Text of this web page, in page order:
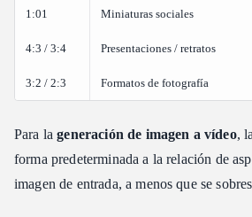
1:01 Miniaturas sociales
4:3 / 3:4 Presentaciones / retratos
3:2 / 2:3 Formatos de fotografía
Para lageneración de imagen a vídeo,
forma predeterminada a la relación de
imagen de entrada, a menos que se